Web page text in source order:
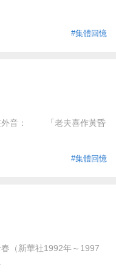
#集體回憶
外音： 「老夫喜作黃昏
#集體回憶
新華社1992年～1997